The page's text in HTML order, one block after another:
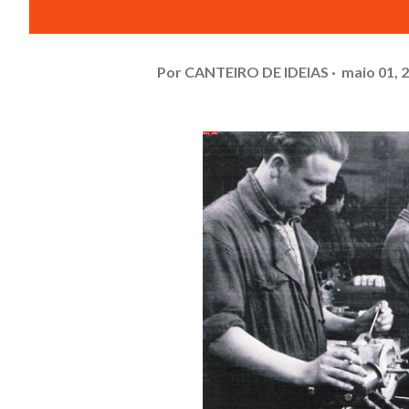
Por CANTEIRO DE IDEIAS maio 01,